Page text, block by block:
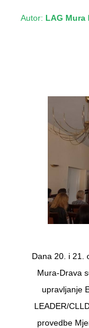
Autor: LAG Mura
Dana 20. i 21.
Mura-Drava
upravljanje
LEADER/
provedbe